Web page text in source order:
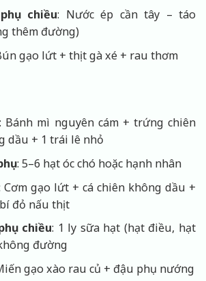
chiều: Nước ép cần tây – táo
thêm đường)
gạo lứt + thịt gà xé + rau thơm
: Bánh mì nguyên cám + trứng chiên
dầu + 1 trái lê nhỏ
: 5–6 hạt óc chó hoặc hạnh nhân
Cơm gạo lứt + cá chiên không dầu +
đỏ nấu thịt
chiều: 1 ly sữa hạt (hạt điều, hạt
đường
gạo xào rau củ + đậu phụ nướng